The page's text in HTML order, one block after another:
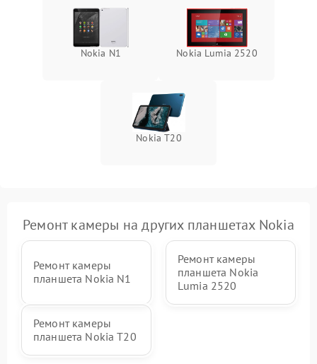
Сенсорное управление
Проблемы с механикой
Кнопки и органы управления
ПО
Nokia N1 Nokia Lumia 2520
Nokia T20
Ремонт камеры на других планшетах Nokia
Ремонт камеры
планшета Nokia N1
Ремонт камеры
планшета Nokia
Lumia 2520
Ремонт камеры
планшета Nokia T20